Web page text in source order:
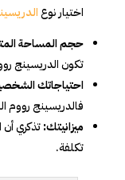
اختيار نوع
حجم المساحة
تكون الدريسينج
احتياجاتك
فالدريسينج رووم
ميزانيتك:تذكري أن
تكلفة.